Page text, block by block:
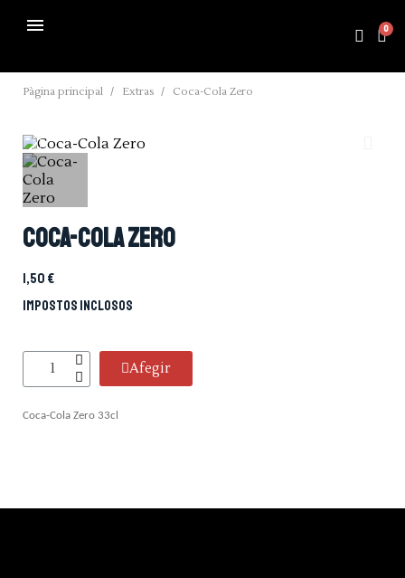
Pàgina principal Extras Coca-Cola Zero
Coca-Cola Zero
1,50 €
Impostos inclosos
Afegir
Coca-Cola Zero 33cl